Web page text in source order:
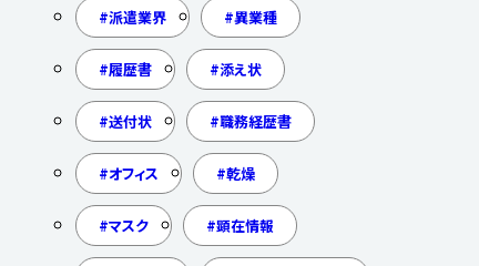
派遣業界 異業種
履歴書 添え状
送付状 職務経歴書
オフィス 乾燥
マスク 顕在情報